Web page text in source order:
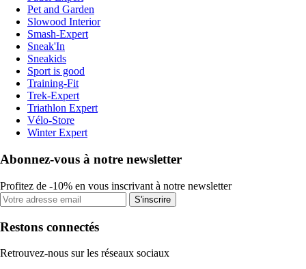
Pet and Garden
Slowood Interior
Smash-Expert
Sneak'In
Sneakids
Sport is good
Training-Fit
Trek-Expert
Triathlon Expert
Vélo-Store
Winter Expert
Abonnez-vous à notre newsletter
Profitez de -10% en vous inscrivant à notre newsletter
S'inscrire
Restons connectés
Retrouvez-nous sur les réseaux sociaux